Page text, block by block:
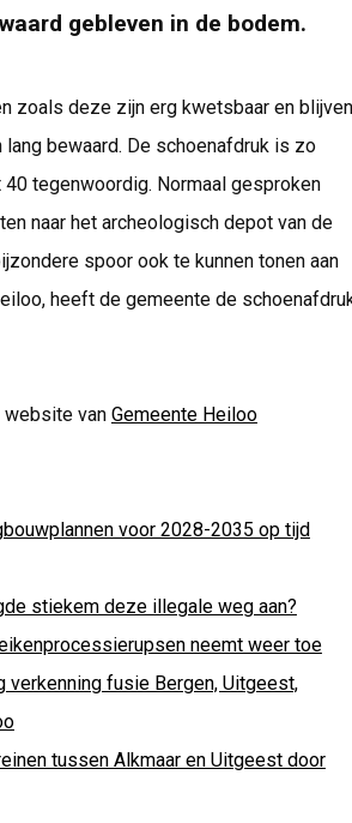
gebleven in de bodem.
zoals deze zijn erg kwetsbaar en blijven
bewaard. De schoenafdruk is zo
tegenwoordig. Normaal gesproken
naar het archeologisch depot van de
spoor ook te kunnen tonen aan
heeft de gemeente de
van Gemeente Heiloo
voor 2028-2035 op tijd
stiekem deze illegale weg aan?
neemt weer toe
verkenning fusie Bergen, Uitgeest,
tussen Alkmaar en Uitgeest door